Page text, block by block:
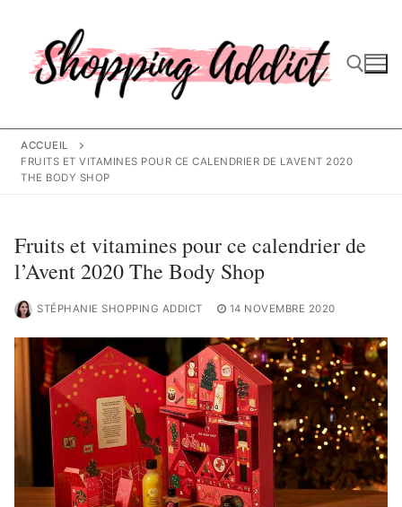
contenu
ACCUEIL
FRUITS ET VITAMINES POUR CE CALENDRIER DE L’AVENT 2020
THE BODY SHOP
Fruits et vitamines pour ce calendrier de
l’Avent 2020 The Body Shop
STÉPHANIE SHOPPING ADDICT 14 NOVEMBRE 2020